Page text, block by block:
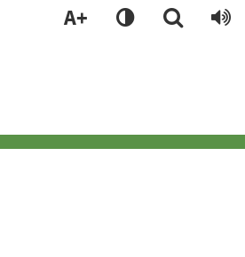
A+